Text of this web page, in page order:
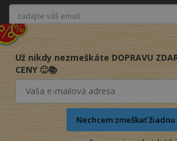
Už nikdy nezmeškáte DOPRAVU
CENY 🙂📚
Nechcem zmeškať žiadnu